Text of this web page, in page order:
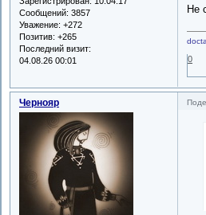
Сообщений: 3857
Уважение: +272
Позитив: +265
Последний визит:
04.08.26 00:01
Не
0
Чернояр